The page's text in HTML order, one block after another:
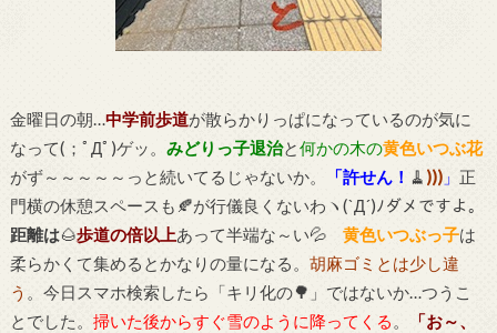
金曜日の朝…中学前歩道が散らかりっぱになっているのが気に
なって(；ﾟДﾟ)ゲッ。 みどりっ子退治と何かの木の黄色いつぶ花
がず～～～～～っと続いてるじゃないか。
「許せん！ 🧹 )))」 正
門横の休憩スペースも🍂が行儀良くないわヽ(`Д´)ﾉダメですよ。
距離は🌰歩道の倍以上あって半端な～い💦 黄色いつぶっ子は
柔らかくて集めるとかなりの量になる。 胡麻ゴミとは少し違
う 。今日スマホ検索したら「キリ化の🌳」ではないか…つうこ
とでした。 掃いた後からすぐ雪のように降ってくる 。
「お～、